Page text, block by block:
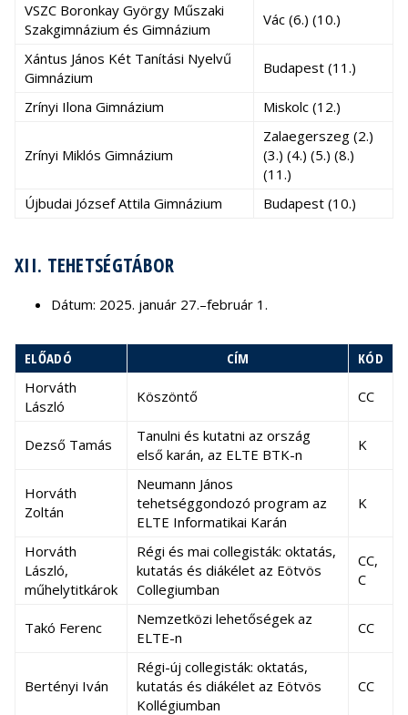
VSZC Boronkay György Műszaki
Szakgimnázium és Gimnázium
Vác (6.) (10.)
Xántus János Két Tanítási Nyelvű
Gimnázium
Budapest (11.)
Zrínyi Ilona Gimnázium Miskolc (12.)
Zrínyi Miklós Gimnázium
Zalaegerszeg (2.)
(3.) (4.) (5.) (8.)
(11.)
Újbudai József Attila Gimnázium
Budapest (10.)
XII. TEHETSÉGTÁBOR
Dátum: 2025. január 27.–február 1.
ELŐADÓ CÍM
KÓD
Horváth
László
Köszöntő CC
Dezső Tamás
Tanulni és kutatni az ország
első karán, az ELTE BTK-n
K
Horváth
Zoltán
Neumann János
tehetséggondozó program az
ELTE Informatikai Karán
K
Horváth
László,
műhelytitkárok
Régi és mai collegisták: oktatás,
kutatás és diákélet az Eötvös
Collegiumban
CC,
C
Takó Ferenc
Nemzetközi lehetőségek az
ELTE-n
CC
Bertényi Iván
Régi-új collegisták: oktatás,
kutatás és diákélet az Eötvös
Kollégiumban
CC